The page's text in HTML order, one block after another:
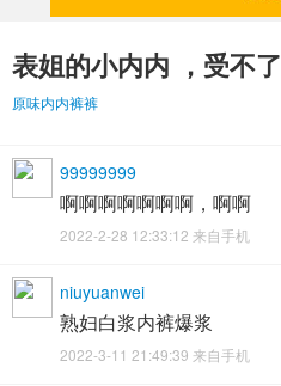
表姐的小内内 ，受不了
原味内内裤裤
99999999
啊啊啊啊啊啊啊，啊啊
2022-2-28 12:33:12 来自手机
niuyuanwei
熟妇白浆内裤爆浆
2022-3-11 21:49:39 来自手机